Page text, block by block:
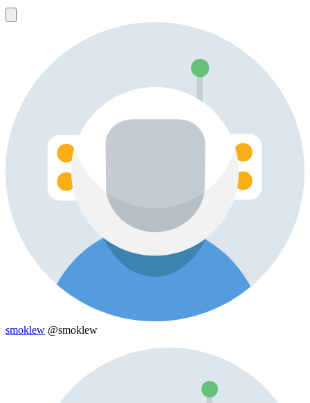
smoklew @smoklew